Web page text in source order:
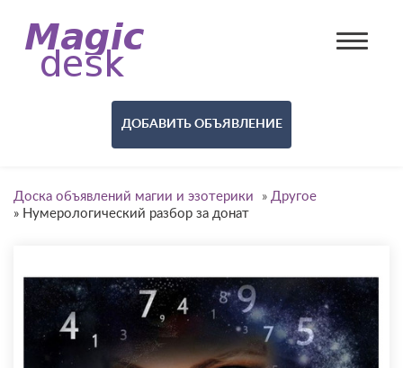
ДОБАВИТЬ ОБЪЯВЛЕНИЕ
Доска объявлений магии и эзотерики » Другое
» Нумерологический разбор за донат